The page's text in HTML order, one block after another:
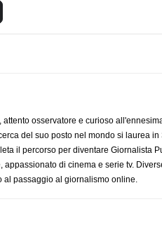
osservatore e curioso
del suo posto nel mondo si laurea in
il percorso per diventare Giornalista
di cinema e serie tv.
passaggio al giornalismo online.